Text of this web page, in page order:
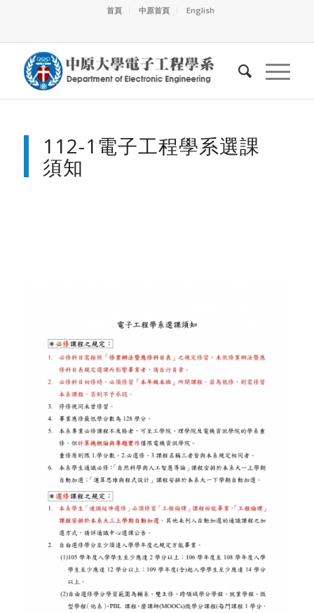
首頁 中原首頁 English
112-1電子工程學系選課
須知